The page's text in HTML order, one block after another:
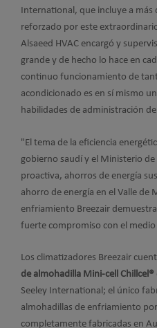
International, que incluye a más
reforzado por este
Alsaeed HVAC encargó y
grande y de hecho lo hace en
continuo funcionamiento de
acondicionado es en sí mismo
habilidades de administración
"El tema de la eficiencia
gobierno saudí y el Ministerio
proactiva, ahorros de energía
ahorro de energía en el Valle de
enfriamiento Breezair
fuerte compromiso con el
Los climatizadores Breezair
de almohadilla Mini-cell Chillcel®
Seeley International; el único
almohadillas de enfriamiento
completamente fabricadas en